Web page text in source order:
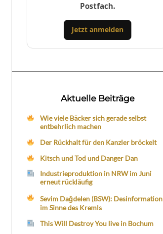
Postfach.
Jetzt anmelden
Aktuelle Beiträge
Wie viele Bäcker sich gerade selbst
entbehrlich machen
Der Rückhalt für den Kanzler bröckelt
Kitsch und Tod und Danger Dan
Industrieproduktion in NRW im Juni
erneut rückläufig
Sevim Dağdelen (BSW): Desinformation
im Sinne des Kremls
This Will Destroy You live in Bochum